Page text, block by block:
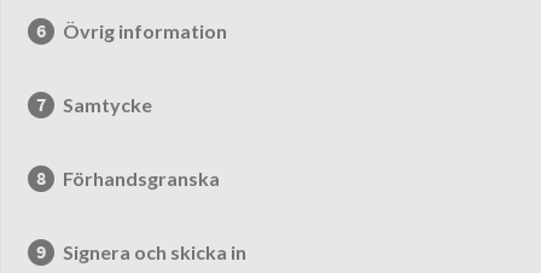
Övrig information
Samtycke
Förhandsgranska
Signera och skicka in